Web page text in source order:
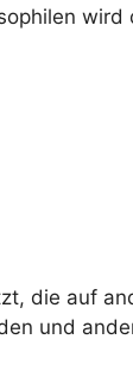
wird
die auf
und